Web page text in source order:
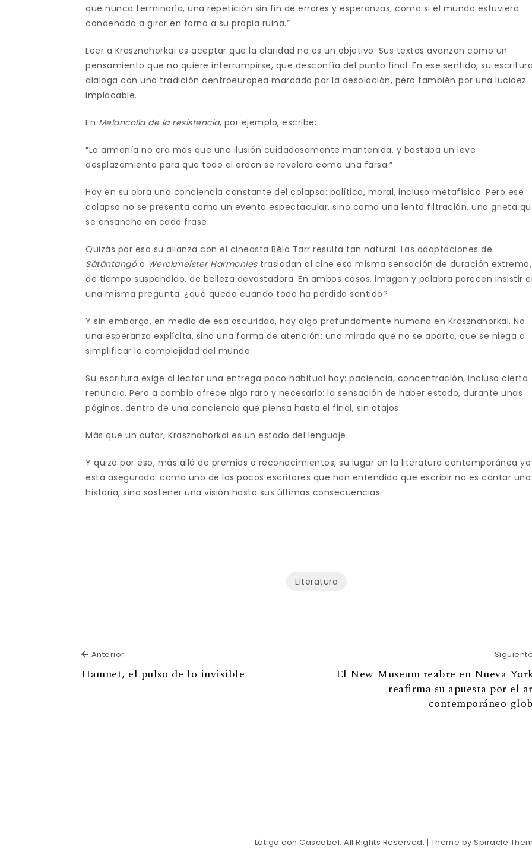
que nunca terminaría, una repetición sin fin de errores y esperanzas, como si el mundo estuviera
condenado a girar en torno a su propia ruina.”
Leer a Krasznahorkai es aceptar que la claridad no es un objetivo. Sus textos avanzan como un
pensamiento que no quiere interrumpirse, que desconfía del punto final. En ese sentido, su
dialoga con una tradición centroeuropea marcada por la desolación, pero también por una lucidez
implacable.
En Melancolía de la resistencia, por ejemplo, escribe:
“La armonía no era más que una ilusión cuidadosamente mantenida, y bastaba un leve
desplazamiento para que todo el orden se revelara como una farsa.”
Hay en su obra una conciencia constante del colapso: político, moral, incluso metafísico. Pero ese
colapso no se presenta como un evento espectacular, sino como una lenta filtración, una grieta
se ensancha en cada frase.
Quizás por eso su alianza con el cineasta Béla Tarr resulta tan natural. Las adaptaciones de
Sátántangóo Werckmeister Harmoniestrasladan al cine esa misma sensación de duración extrema,
de tiempo suspendido, de belleza devastadora. En ambos casos, imagen y palabra parecen insistir
una misma pregunta: ¿qué queda cuando todo ha perdido sentido?
Y sin embargo, en medio de esa oscuridad, hay algo profundamente humano en Krasznahorkai. No
una esperanza explícita, sino una forma de atención: una mirada que no se aparta, que se niega a
simplificar la complejidad del mundo.
Su escritura exige al lector una entrega poco habitual hoy: paciencia, concentración, incluso cierta
renuncia. Pero a cambio ofrece algo raro y necesario: la sensación de haber estado, durante unas
páginas, dentro de una conciencia que piensa hasta el final, sin atajos.
Más que un autor, Krasznahorkai es un estado del lenguaje.
Y quizá por eso, más allá de premios o reconocimientos, su lugar en la literatura contemporánea ya
está asegurado: como uno de los pocos escritores que han entendido que escribir no es contar una
historia, sino sostener una visión hasta sus últimas consecuencias.
Literatura
AnteriorAnterior
Hamnet, el pulso de lo invisible
El New Museum reabre en Nueva
reafirma su apuesta por el
contemporáneo
Látigo con Cascabel. All Rights Reserved. | Theme by Spiracle